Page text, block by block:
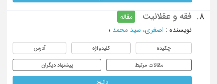
8. فقه و عقلانیت
مقاله
نویسنده : اصغری، سید محمد ؛
چکیده کلیدواژه آدرس
مقالات مرتبط پیشنهاد دیگران
دانلود